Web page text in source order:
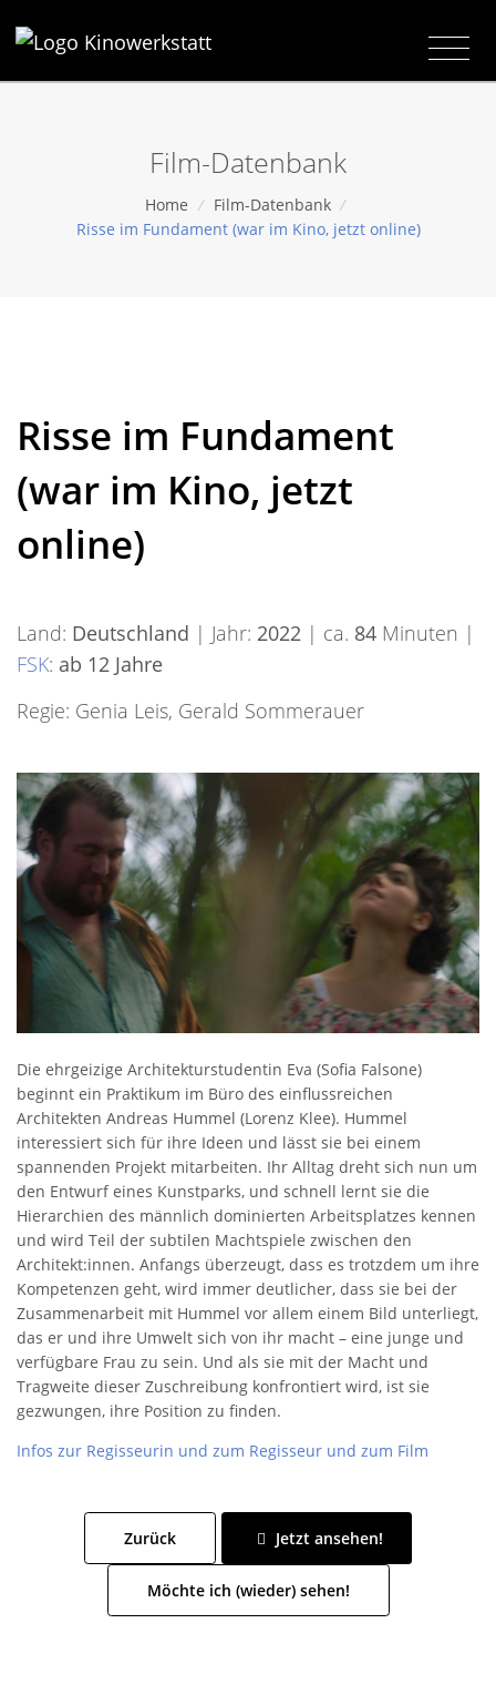
Film-Datenbank
Home / Film-Datenbank /
Risse im Fundament (war im Kino, jetzt online)
Risse im Fundament
(war im Kino, jetzt
online)
Land: Deutschland | Jahr: 2022 | ca. 84 Minuten |
FSK: ab 12 Jahre
Regie: Genia Leis, Gerald Sommerauer
Die ehrgeizige Architekturstudentin Eva (Sofia Falsone)
beginnt ein Praktikum im Büro des einflussreichen
Architekten Andreas Hummel (Lorenz Klee). Hummel
interessiert sich für ihre Ideen und lässt sie bei einem
spannenden Projekt mitarbeiten. Ihr Alltag dreht sich nun um
den Entwurf eines Kunstparks, und schnell lernt sie die
Hierarchien des männlich dominierten Arbeitsplatzes kennen
und wird Teil der subtilen Machtspiele zwischen den
Architekt:innen. Anfangs überzeugt, dass es trotzdem um ihre
Kompetenzen geht, wird immer deutlicher, dass sie bei der
Zusammenarbeit mit Hummel vor allem einem Bild unterliegt,
das er und ihre Umwelt sich von ihr macht – eine junge und
verfügbare Frau zu sein. Und als sie mit der Macht und
Tragweite dieser Zuschreibung konfrontiert wird, ist sie
gezwungen, ihre Position zu finden.
Infos zur Regisseurin und zum Regisseur und zum Film
Zurück Jetzt ansehen!
Möchte ich (wieder) sehen!